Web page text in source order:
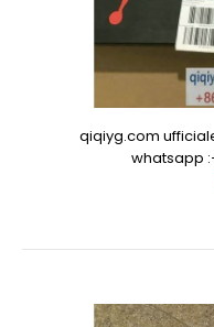
qiqiyg.com
whatsapp